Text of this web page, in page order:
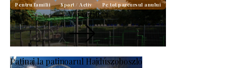
Pentru familii Sport / Activ Pe tot parcursul anului
Voi verifica
Patinaj la patinoarul Hajdúszoboszló